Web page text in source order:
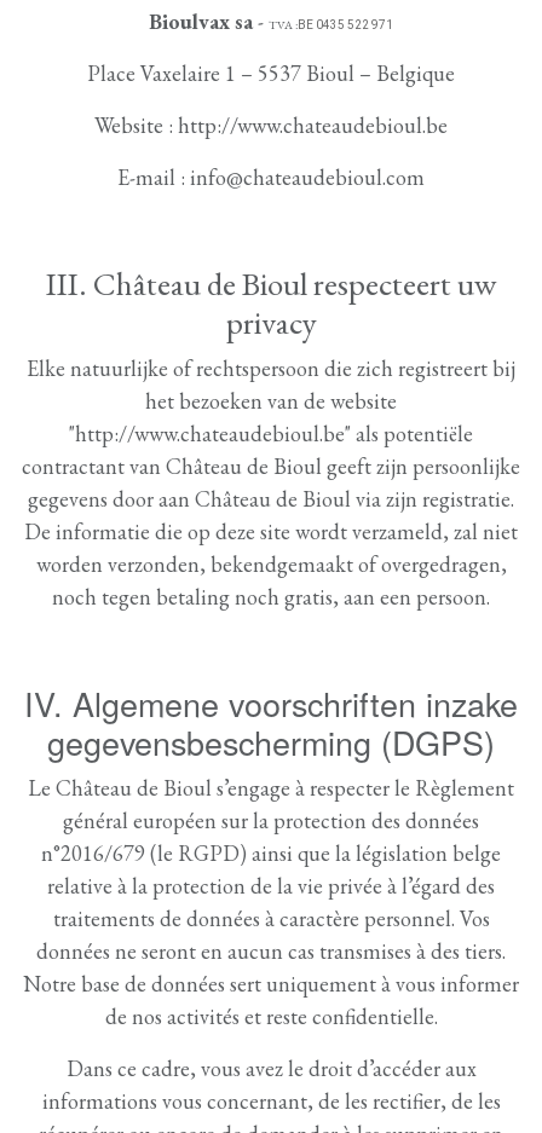
Bioulvax sa- TVA :BE 0435 522 971
Place Vaxelaire 1 – 5537 Bioul – Belgique
Website : http://www.chateaudebioul.be
E-mail : info@chateaudebioul.com
III. Château de Bioul respecteert uw
privacy
Elke natuurlijke of rechtspersoon die zich registreert bij
het bezoeken van de website
"http://www.chateaudebioul.be" als potentiële
contractant van Château de Bioul geeft zijn persoonlijke
gegevens door aan Château de Bioul via zijn registratie.
De informatie die op deze site wordt verzameld, zal niet
worden verzonden, bekendgemaakt of overgedragen,
noch tegen betaling noch gratis, aan een persoon.
IV. Algemene voorschriften inzake
gegevensbescherming (DGPS)
Le Château de Bioul s’engage à respecter le Règlement
général européen sur la protection des données
n°2016/679 (le RGPD) ainsi que la législation belge
relative à la protection de la vie privée à l’égard des
traitements de données à caractère personnel. Vos
données ne seront en aucun cas transmises à des tiers.
Notre base de données sert uniquement à vous informer
de nos activités et reste confidentielle.
Dans ce cadre, vous avez le droit d’accéder aux
informations vous concernant, de les rectifier, de les